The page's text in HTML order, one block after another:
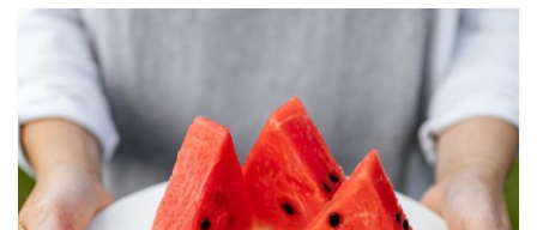
editormd, December 5, 2025